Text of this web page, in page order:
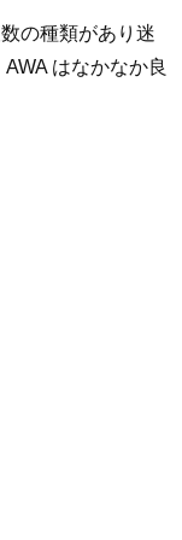
の種類があり迷
はなかなか良